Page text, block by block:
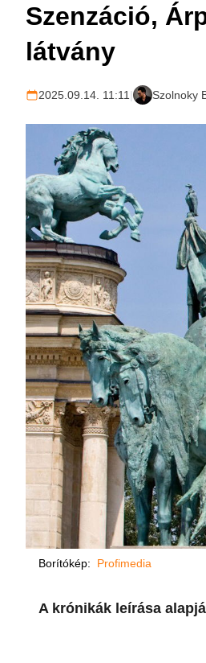
Szenzáció,
látvány
2025.09.14. 11:11 | Szolnoky
Borítókép: Profimedia
A krónikák leírása